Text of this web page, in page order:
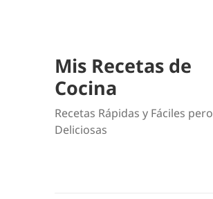
Mis Recetas de
Cocina
Recetas Rápidas y Fáciles pero
Deliciosas